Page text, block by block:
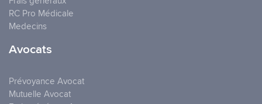
RC Pro Médicale
Medecins
Avocats
Prévoyance Avocat
Mutuelle Avocat